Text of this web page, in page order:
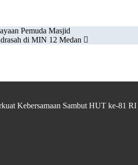
Pemuda Masjid
di MIN 12 Medan
Kebersamaan Sambut HUT ke-81 RI